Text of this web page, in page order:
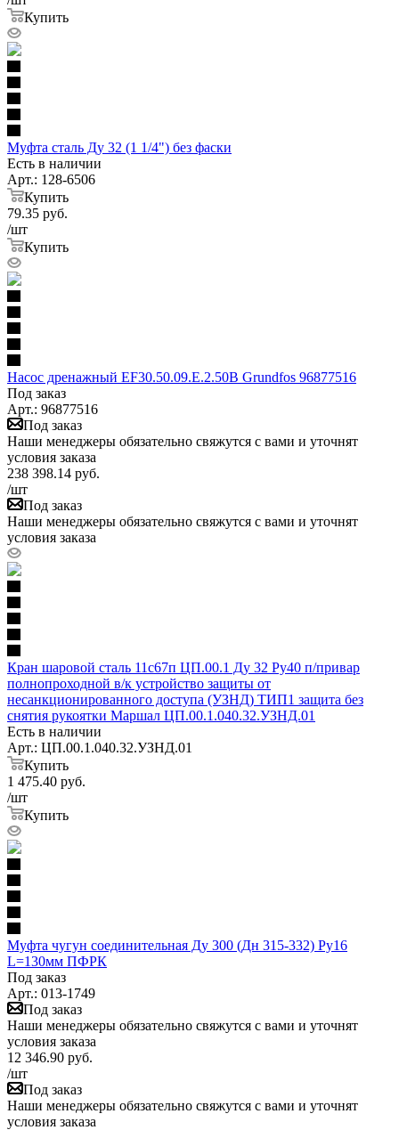
Купить
Муфта сталь Ду 32 (1 1/4") без фаски
Есть в наличии
Арт.: 128-6506
Купить
79.35 руб.
/шт
Купить
Насос дренажный EF30.50.09.E.2.50B Grundfos 96877516
Под заказ
Арт.: 96877516
Под заказ
Наши менеджеры обязательно свяжутся с вами и уточнят
условия заказа
238 398.14 руб.
/шт
Под заказ
Наши менеджеры обязательно свяжутся с вами и уточнят
условия заказа
Кран шаровой сталь 11с67п ЦП.00.1 Ду 32 Ру40 п/привар
полнопроходной в/к устройство защиты от
несанкционированного доступа (УЗНД) ТИП1 защита без
снятия рукоятки Маршал ЦП.00.1.040.32.УЗНД.01
Есть в наличии
Арт.: ЦП.00.1.040.32.УЗНД.01
Купить
1 475.40 руб.
/шт
Купить
Муфта чугун соединительная Ду 300 (Дн 315-332) Ру16
L=130мм ПФРК
Под заказ
Арт.: 013-1749
Под заказ
Наши менеджеры обязательно свяжутся с вами и уточнят
условия заказа
12 346.90 руб.
/шт
Под заказ
Наши менеджеры обязательно свяжутся с вами и уточнят
условия заказа